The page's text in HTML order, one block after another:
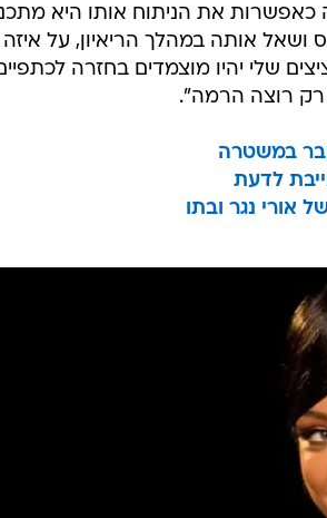
את הניתוח אותו היא
אותה במהלך הריאיון, על איזה
שלי יהיו מוצמדים בחזרה
רק רוצה הרמה".
במשטרה
לדעת
אורי נגר ובתו